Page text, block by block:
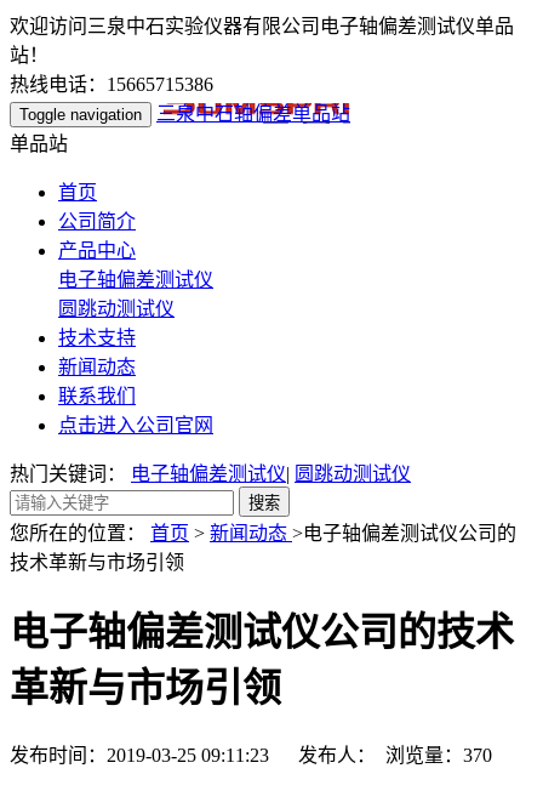
欢迎访问三泉中石实验仪器有限公司电子轴偏差测试仪单品
站！
热线电话：15665715386
Toggle navigation
三泉中石轴偏差单品站
单品站
首页
公司简介
产品中心
电子轴偏差测试仪
圆跳动测试仪
技术支持
新闻动态
联系我们
点击进入公司官网
热门关键词： 电子轴偏差测试仪| 圆跳动测试仪
您所在的位置： 首页 > 新闻动态 >电子轴偏差测试仪公司的
技术革新与市场引领
电子轴偏差测试仪公司的技术
革新与市场引领
发布时间：2019-03-25 09:11:23 发布人： 浏览量： 370